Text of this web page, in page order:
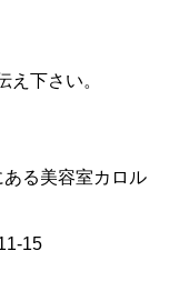
下さい。
る美容室カロル
15